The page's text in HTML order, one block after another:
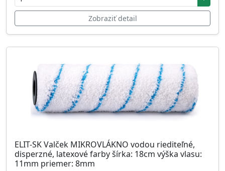
Zobraziť detail
ELIT-SK Valček MIKROVLÁKNO vodou riediteľné,
disperzné, latexové farby šírka: 18cm výška vlasu:
11mm priemer: 8mm